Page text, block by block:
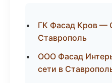
ГК Фасад Кров —
Ставрополь
ООО Фасад
сети в